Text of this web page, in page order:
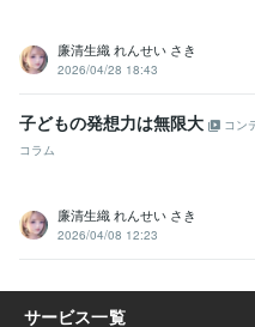
廉清生織 れんせい さき
2026/04/28 18:43
子どもの発想力は無限大
コン
コラム
廉清生織 れんせい さき
2026/04/08 12:23